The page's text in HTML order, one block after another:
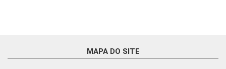
MAPA DO SITE